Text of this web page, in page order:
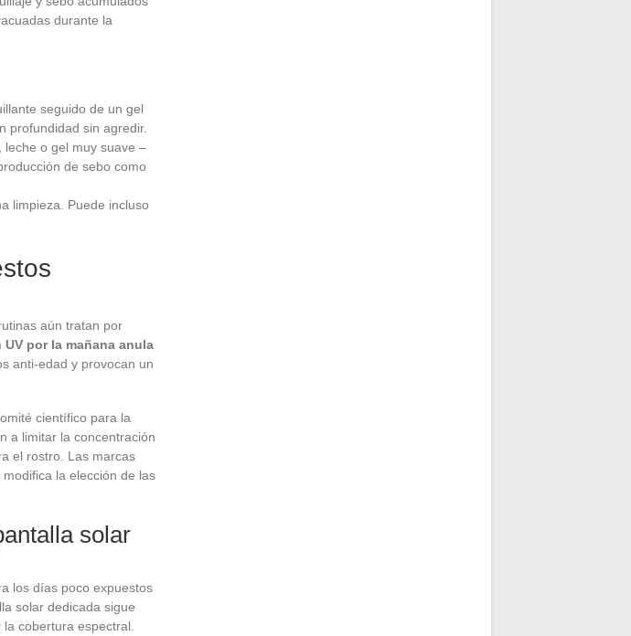
durante la
seguido de un gel
profundidad sin agredir.
leche o gel muy suave –
de sebo como
limpieza. Puede incluso
aún tratan por
por la mañana anula
anti-edad y provocan un
científico para la
a limitar la concentración
el rostro. Las marcas
la elección de las
solar
los días poco expuestos
solar dedicada sigue
cobertura espectral.